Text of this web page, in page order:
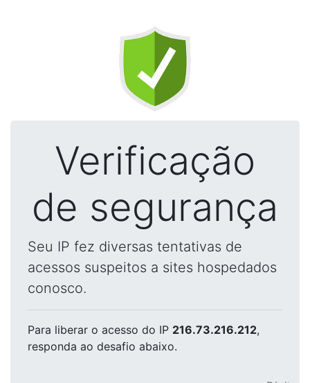
Verificação
de segurança
Seu IP fez diversas tentativas de
acessos suspeitos a sites hospedados
conosco.
Para liberar o acesso do IP 216.73.216.212,
responda ao desafio abaixo.